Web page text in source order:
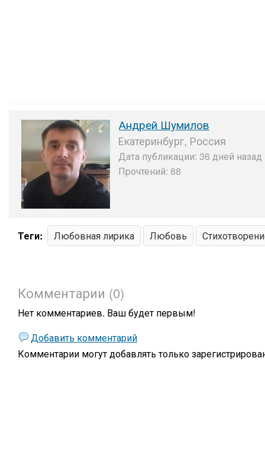
Андрей Шумилов
Екатеринбург, Россия
Дата публикации: 36 дней
Прочтений: 88
Теги: Любовная лирика Любовь
Комментарии (0)
Нет комментариев. Ваш будет первым!
Добавить комментарий
Комментарии могут добавлять только